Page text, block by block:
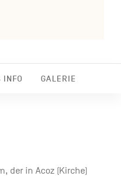
INFO GALERIE
der in Acoz (Kirche)